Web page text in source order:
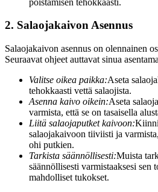
2. Salaojakaivon Asennus
Salaojakaivon asennus on olennainen
Seuraavat ohjeet auttavat sinua
Valitse oikea paikka:Aseta
tehokkaasti vettä salaojista.
Asenna kaivo oikein:Aseta
varmista, että se on tasaisella
Liitä salaojaputket kaivoon:
salaojakaivoon tiiviisti ja
ohi putkien.
Tarkista säännöllisesti:Muista
säännöllisesti varmistaaksesi sen
mahdolliset tukokset.